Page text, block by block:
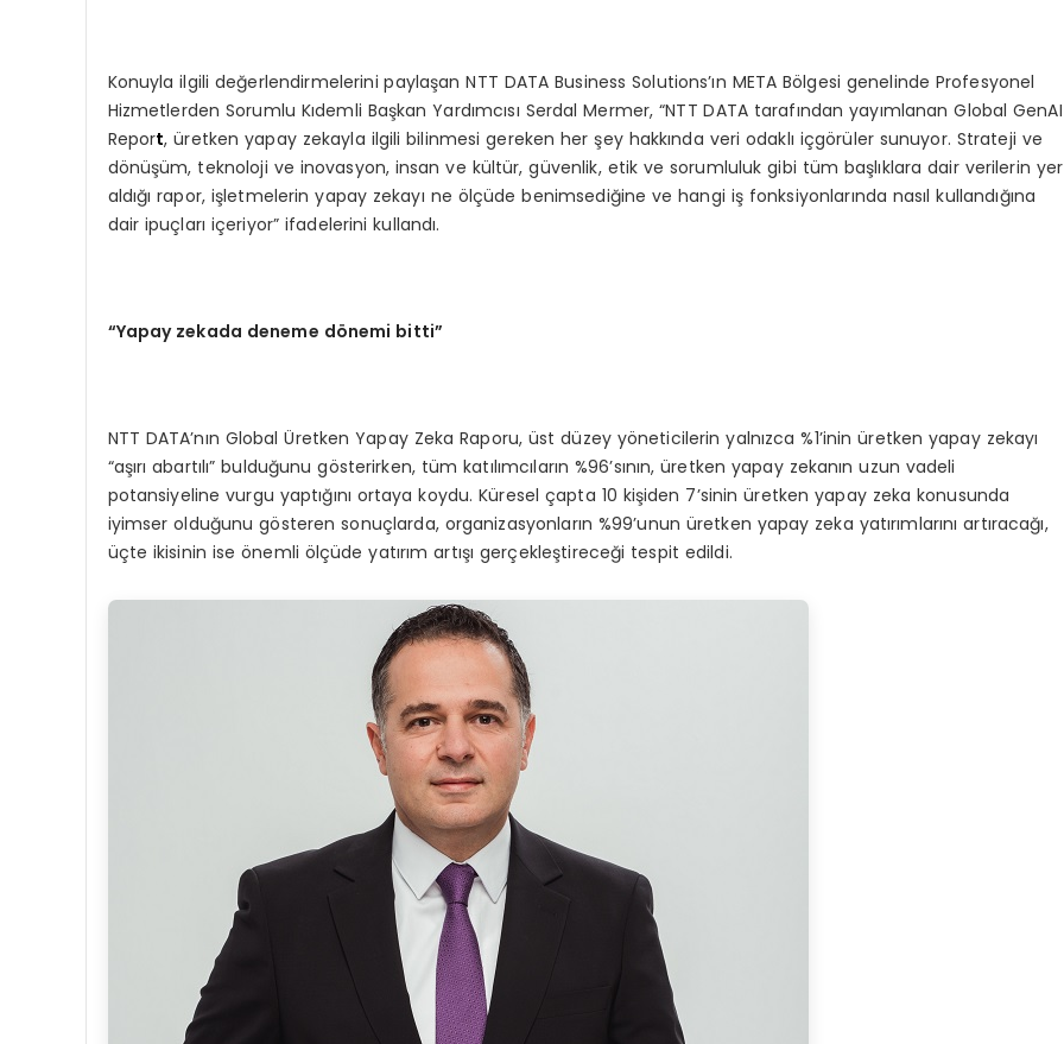
Konuyla ilgili değerlendirmelerini paylaşan NTT DATA Business Solutions’ın META Bölgesi genelinde Profesyonel
Hizmetlerden Sorumlu Kıdemli Başkan Yardımcısı Serdal Mermer, “NTT DATA tarafından yayımlanan Global GenAI
Report, üretken yapay zekayla ilgili bilinmesi gereken her şey hakkında veri odaklı içgörüler sunuyor. Strateji ve
dönüşüm, teknoloji ve inovasyon, insan ve kültür, güvenlik, etik ve sorumluluk gibi tüm başlıklara dair verilerin yer
aldığı rapor, işletmelerin yapay zekayı ne ölçüde benimsediğine ve hangi iş fonksiyonlarında nasıl kullandığına
dair ipuçları içeriyor” ifadelerini kullandı.
“Yapay zekada deneme dönemi bitti”
NTT DATA’nın Global Üretken Yapay Zeka Raporu, üst düzey yöneticilerin yalnızca %1’inin üretken yapay zekayı
“aşırı abartılı” bulduğunu gösterirken, tüm katılımcıların %96’sının, üretken yapay zekanın uzun vadeli
potansiyeline vurgu yaptığını ortaya koydu. Küresel çapta 10 kişiden 7’sinin üretken yapay zeka konusunda
iyimser olduğunu gösteren sonuçlarda, organizasyonların %99’unun üretken yapay zeka yatırımlarını artıracağı,
üçte ikisinin ise önemli ölçüde yatırım artışı gerçekleştireceği tespit edildi.